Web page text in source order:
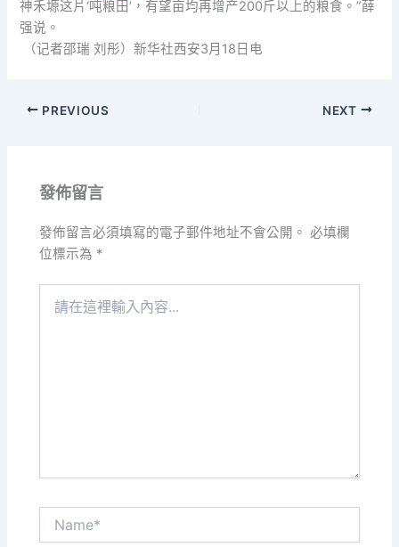
神禾塬这片‘吨粮田’，有望亩均再增产200斤以上的粮食。”薛
强说。
（记者邵瑞 刘彤）新华社西安3月18日电
PREVIOUS NEXT
發佈留言
發佈留言必須填寫的電子郵件地址不會公開。 必填欄
位標示為 *